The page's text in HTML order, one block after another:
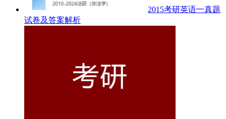
2015考研英语一真题
试卷及答案解析